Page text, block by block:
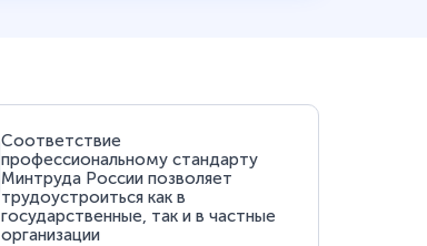
Соответствие
профессиональному стандарту
Минтруда России позволяет
трудоустроиться как в
государственные, так и в частные
организации